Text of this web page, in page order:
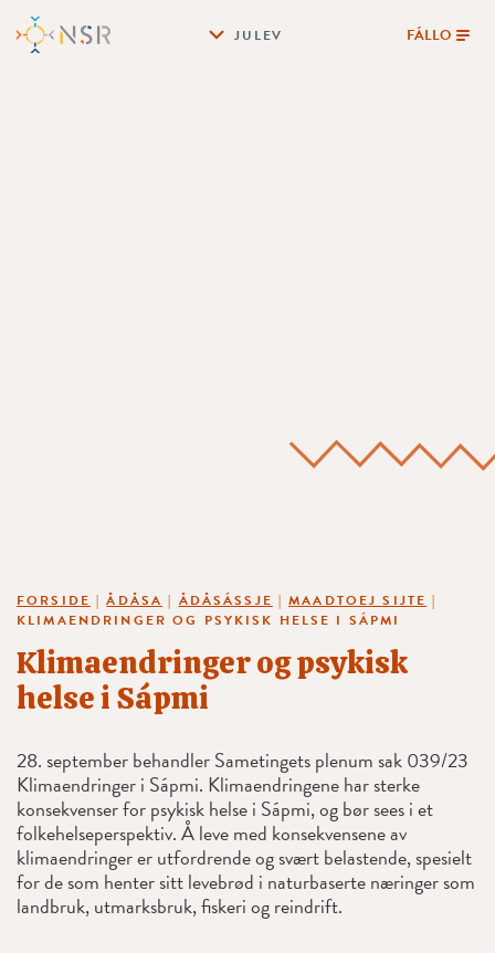
JULEV FÁLLO
FORSIDE |ÅDÅSA | ÅDÅSÁSSJE |MAADTOEJ SIJTE |
KLIMAENDRINGER OG PSYKISK HELSE I SÁPMI
Klimaendringer og psykisk
helse i Sápmi
28. september behandler Sametingets plenum sak 039/23
Klimaendringer i Sápmi. Klimaendringene har sterke
konsekvenser for psykisk helse i Sápmi, og bør sees i et
folkehelseperspektiv. Å leve med konsekvensene av
klimaendringer er utfordrende og svært belastende, spesielt
for de som henter sitt levebrød i naturbaserte næringer som
landbruk, utmarksbruk, fiskeri og reindrift.